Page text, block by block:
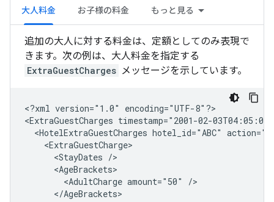
大人料金 お子様の料金 もっと見る
追加の大人に対する料金は、定額としてのみ表現で
きます。次の例は、大人料金を指定する
ExtraGuestCharges メッセージを示しています。
<?xml version="1.0"
encoding="UTF-8"?>
<ExtraGuestCharges timestamp="2001-02-
<HotelExtraGuestCharges hotel_id="ABC"
<StayDates
<AdultCharge amount="50"